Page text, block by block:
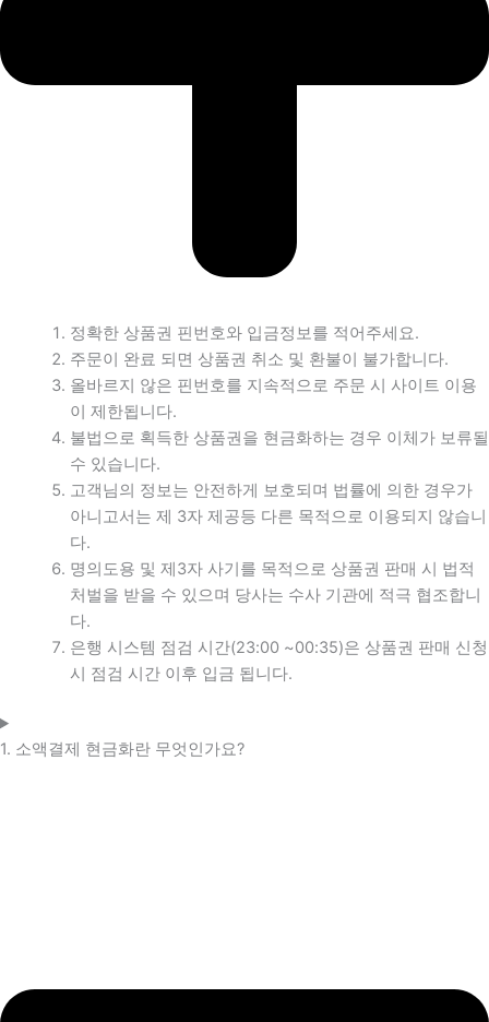
정확한 상품권 핀번호와 입금정보를 적어주세요.
주문이 완료 되면 상품권 취소 및 환불이 불가합니다.
올바르지 않은 핀번호를 지속적으로 주문 시 사이트 이용
이 제한됩니다.
불법으로 획득한 상품권을 현금화하는 경우 이체가 보류될
수 있습니다.
고객님의 정보는 안전하게 보호되며 법률에 의한 경우가
아니고서는 제 3자 제공등 다른 목적으로 이용되지 않습니
다.
명의도용 및 제3자 사기를 목적으로 상품권 판매 시 법적
처벌을 받을 수 있으며 당사는 수사 기관에 적극 협조합니
다.
은행 시스템 점검 시간(23:00 ~00:35)은 상품권 판매 신청
시 점검 시간 이후 입금 됩니다.
1. 소액결제 현금화란 무엇인가요?